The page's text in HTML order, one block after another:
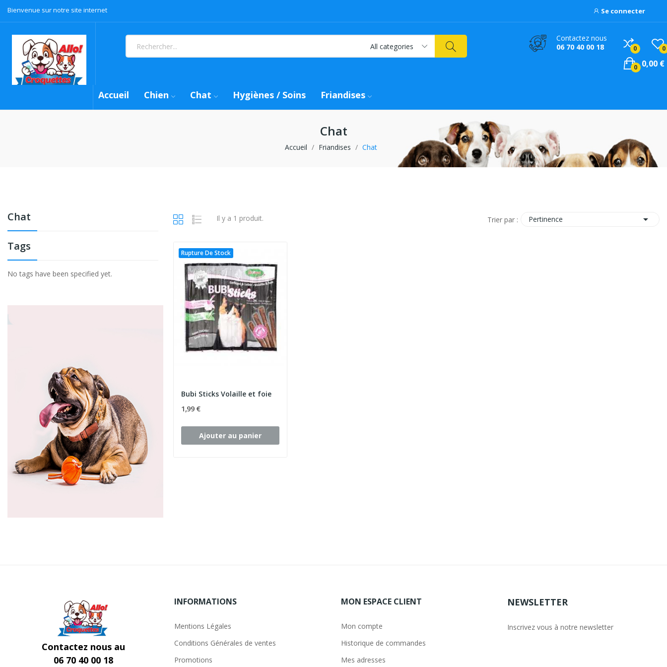
Bienvenue sur notre site internet Se connecter
All categories
Contactez nous
06 70 40 00 18
0 0
0,00 €
0
Accueil Chien Chat Hygiènes / Soins Friandises
Chat
Accueil Friandises Chat
Chat
Tags
No tags have been specified yet.
Il y a 1 produit. Trier par : Pertinence 
Rupture De Stock
Bubi Sticks Volaille et foie
1,99 €
Ajouter au panier
Contactez nous au
06 70 40 00 18
INFORMATIONS
Mentions Légales
Conditions Générales de ventes
Promotions
MON ESPACE CLIENT
Mon compte
Historique de commandes
Mes adresses
NEWSLETTER
Inscrivez vous à notre newsletter